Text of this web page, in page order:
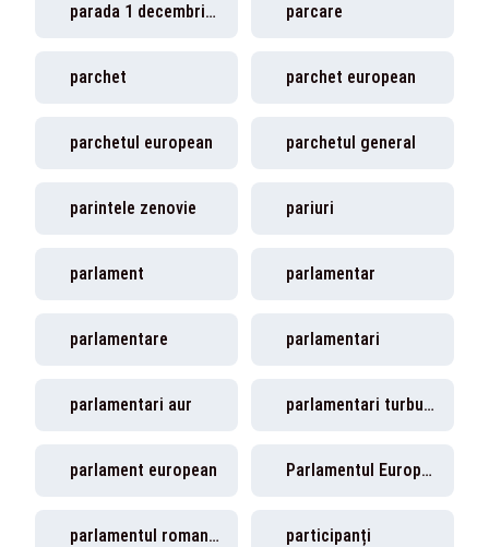
parada 1 decembrie 2025 parcare
parchet parchet european
parchetul european parchetul general
parintele zenovie pariuri
parlament parlamentar
parlamentare parlamentari
parlamentari aur parlamentari turbulenti
parlament european Parlamentul European
parlamentul romaniei participanți